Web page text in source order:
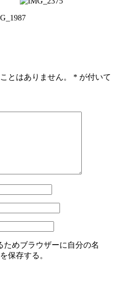
とはありません。 * が付いて
ためブラウザーに自分の名
保存する。